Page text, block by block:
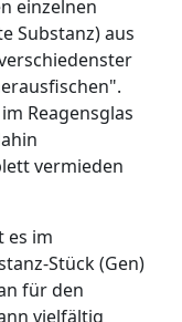
einzelnen
Substanz) aus
Reagensglas
vermieden
es im
Stück (Gen)
für den
vielfältig